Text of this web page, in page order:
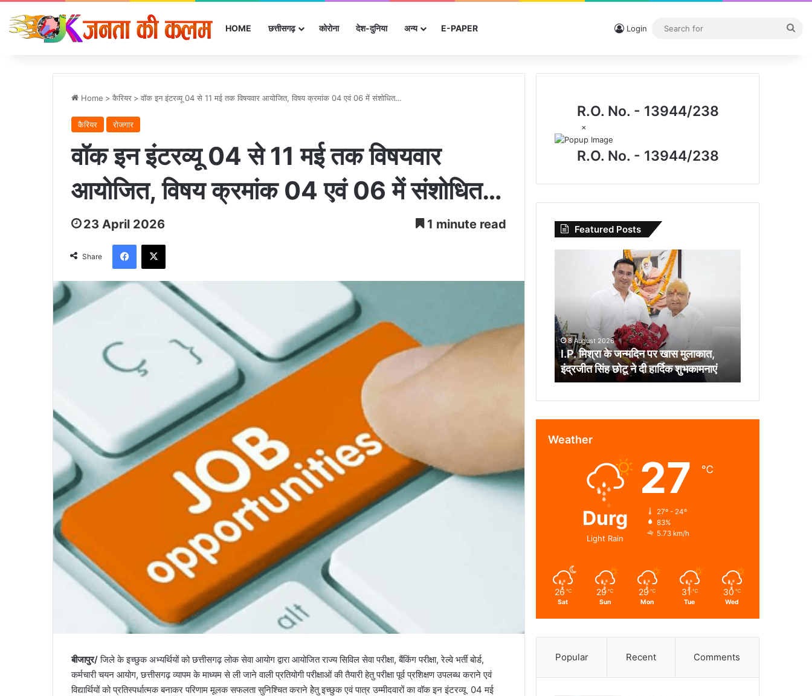
HOME छत्तीसगढ़ कोरोना देश-दुनिया अन्‍य E-PAPER Login
Home > कैरियर > वॉक इन इंटरव्यू 04 से 11 मई तक विषयवार आयोजित, विषय क्रमांक 04 एवं 06 में संशोधित…
कैरियर रोजगार
वॉक इन इंटरव्यू 04 से 11 मई तक विषयवार
आयोजित, विषय क्रमांक 04 एवं 06 में संशोधित…
23 April 2026 1 minute read
Share
Facebook
X
बीजापुर/जिले के इच्छुक अभ्यर्थियों को छत्तीसगढ़ लोक सेवा आयोग द्वारा आयोजित राज्य सिविल सेवा परीक्षा, बैंकिंग परीक्षा, रेल्वे भर्ती बोर्ड,
कर्मचारी चयन आयोग, छत्तीसगढ़ व्यापम के माध्यम से ली जाने वाली प्रतियोगी परीक्षाओं की तैयारी हेतु परीक्षा पूर्व प्रशिक्षण उपलब्ध कराने एवं
विद्यार्थियों को प्रतिस्पर्धात्मक बनाकर परिणाम मूलक सफलता सुनिश्चित कराने हेेतु इच्छुक एवं पात्र उम्मीदवारों का वॉक इन इंटरव्यू 04 मई
R.O. No. - 13944/238
×
R.O. No. - 13944/238
Featured Posts
खास
मुलाकात,
इंद्रजीत
सिंह
छोटू
ने
शुभकामनाएं
8 August 2026
I.P. मिश्रा के जन्मदिन पर खास मुलाकात,
इंद्रजीत सिंह छोटू ने दी हार्दिक शुभकामनाएं
Weather
Durg
Light Rain
27 ℃
27º - 24º
83%
5.73 km/h
26 ℃
Sat
29 ℃
Sun
29 ℃
Mon
31 ℃
Tue
30 ℃
Wed
Popular Recent Comments